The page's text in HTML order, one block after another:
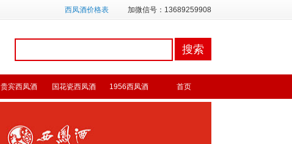
西凤酒价格表 加微信号：13689259908
首页
1956西凤酒
国花瓷西凤酒
贵宾西凤酒